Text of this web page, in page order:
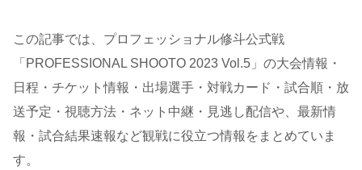
この記事では、プロフェッショナル修斗公式戦
「PROFESSIONAL SHOOTO 2023 Vol.5」の大会情報・
日程・チケット情報・出場選手・対戦カード・試合順・放
送予定・視聴方法・ネット中継・見逃し配信や、最新情
報・試合結果速報など観戦に役立つ情報をまとめていま
す。